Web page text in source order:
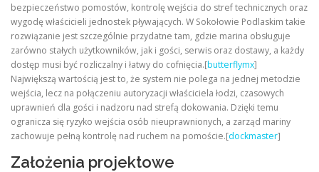
bezpieczeństwo pomostów, kontrolę wejścia do stref technicznych oraz
wygodę właścicieli jednostek pływających. W Sokołowie Podlaskim takie
rozwiązanie jest szczególnie przydatne tam, gdzie marina obsługuje
zarówno stałych użytkowników, jak i gości, serwis oraz dostawy, a każdy
dostęp musi być rozliczalny i łatwy do cofnięcia.[butterflymx]
Największą wartością jest to, że system nie polega na jednej metodzie
wejścia, lecz na połączeniu autoryzacji właściciela łodzi, czasowych
uprawnień dla gości i nadzoru nad strefą dokowania. Dzięki temu
ogranicza się ryzyko wejścia osób nieuprawnionych, a zarząd mariny
zachowuje pełną kontrolę nad ruchem na pomoście.[dockmaster]
Założenia projektowe